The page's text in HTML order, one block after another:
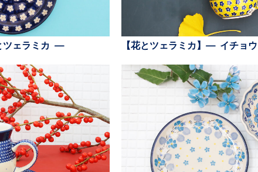
ツェラミカ — 【花とツェラミカ】— イチョ